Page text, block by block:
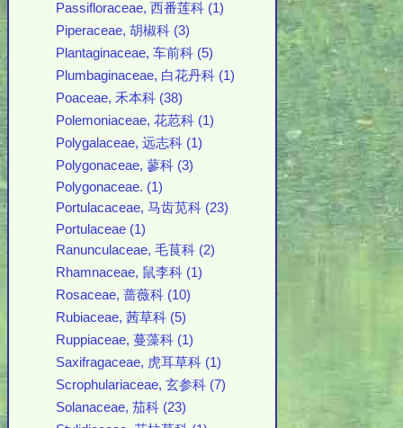
Passifloraceae, 西番莲科 (1)
Piperaceae, 胡椒科 (3)
Plantaginaceae, 车前科 (5)
Plumbaginaceae, 白花丹科 (1)
Poaceae, 禾本科 (38)
Polemoniaceae, 花荵科 (1)
Polygalaceae, 远志科 (1)
Polygonaceae, 蓼科 (3)
Polygonaceae. (1)
Portulacaceae, 马齿苋科 (23)
Portulaceae (1)
Ranunculaceae, 毛茛科 (2)
Rhamnaceae, 鼠李科 (1)
Rosaceae, 蔷薇科 (10)
Rubiaceae, 茜草科 (5)
Ruppiaceae, 蔓藻科 (1)
Saxifragaceae, 虎耳草科 (1)
Scrophulariaceae, 玄参科 (7)
Solanaceae, 茄科 (23)